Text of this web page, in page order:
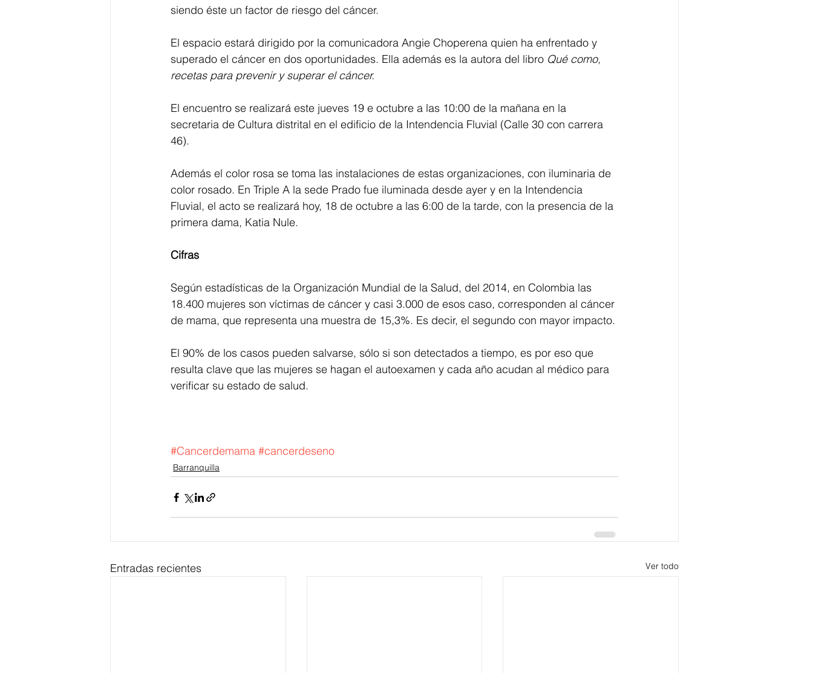
siendo éste un factor de riesgo del cáncer.
El espacio estará dirigido por la comunicadora Angie Choperena quien ha enfrentado y
superado el cáncer en dos oportunidades. Ella además es la autora del libro Qué como,
recetas para prevenir y superar el cáncer.
El encuentro se realizará este jueves 19 e octubre a las 10:00 de la mañana en la
secretaria de Cultura distrital en el edificio de la Intendencia Fluvial (Calle 30 con carrera
46).
Además el color rosa se toma las instalaciones de estas organizaciones, con iluminaria de
color rosado. En Triple A la sede Prado fue iluminada desde ayer y en la Intendencia
Fluvial, el acto se realizará hoy, 18 de octubre a las 6:00 de la tarde, con la presencia de la
primera dama, Katia Nule.
Cifras
Según estadísticas de la Organización Mundial de la Salud, del 2014, en Colombia las
18.400 mujeres son víctimas de cáncer y casi 3.000 de esos caso, corresponden al cáncer
de mama, que representa una muestra de 15,3%. Es decir, el segundo con mayor impacto.
El 90% de los casos pueden salvarse, sólo si son detectados a tiempo, es por eso que
resulta clave que las mujeres se hagan el autoexamen y cada año acudan al médico para
verificar su estado de salud.
#Cancerdemama #cancerdeseno
Barranquilla
Entradas recientes Ver todo